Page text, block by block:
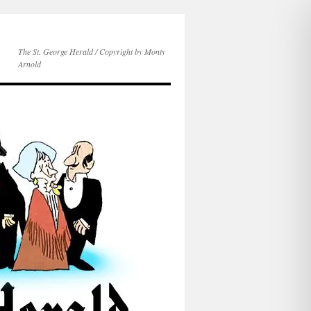
The St. George Herald / Copyright by Monty
Arnold